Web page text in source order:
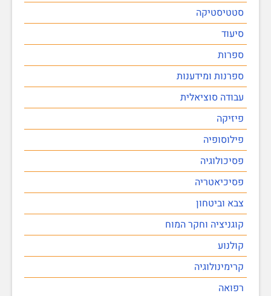
סטטיסטיקה
סיעוד
ספרות
ספרנות ומידענות
עבודה סוציאלית
פיזיקה
פילוסופיה
פסיכולוגיה
פסיכיאטריה
צבא וביטחון
קוגניציה וחקר המוח
קולנוע
קרימינולוגיה
רפואה